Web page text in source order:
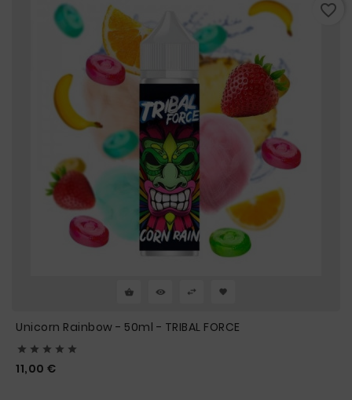
Unicorn Rainbow - 50ml - TRIBAL FORCE
    
11,00 €
favorite_border